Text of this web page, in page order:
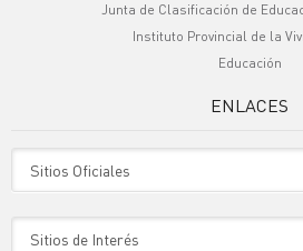
Junta de Clasificación de
Instituto Provincial de la
Educación
ENLACES